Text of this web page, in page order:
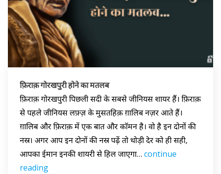
फ़िराक़ गोरखपुरी होने का मतलब
फ़िराक़ गोरखपुरी पिछली सदी के सबसे जीनियस शायर हैं। फ़िराक़
से पहले जीनियस लफ़्ज़ के मुसतहिक़ ग़ालिब नज़र आते हैं।
ग़ालिब और फ़िराक़ में एक बात और कॉमन है। वो है इन दोनों की
नस्र। अगर आप इन दोनों की नस्र पढ़ें तो थोड़ी देर को ही सही,
आपका ईमान इनकी शायरी से हिल जाएगा… continue
reading